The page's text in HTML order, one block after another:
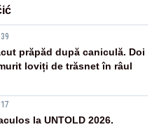
prăpăd după caniculă. Doi
loviți de trăsnet în râul
la UNTOLD 2026.